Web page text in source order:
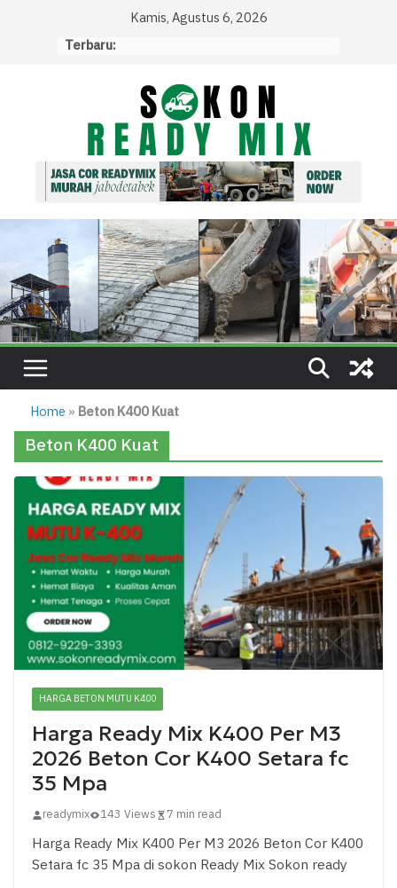
Kamis, Agustus 6, 2026
Terbaru:
Home » Beton K400 Kuat
Beton K400 Kuat
HARGA BETON MUTU K400
Harga Ready Mix K400 Per M3
2026 Beton Cor K400 Setara fc
35 Mpa
readymix 143 Views 7 min read
Harga Ready Mix K400 Per M3 2026 Beton Cor K400
Setara fc 35 Mpa di sokon Ready Mix Sokon ready